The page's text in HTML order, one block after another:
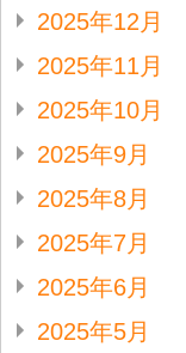
2025年12月
2025年11月
2025年10月
2025年9月
2025年8月
2025年7月
2025年6月
2025年5月